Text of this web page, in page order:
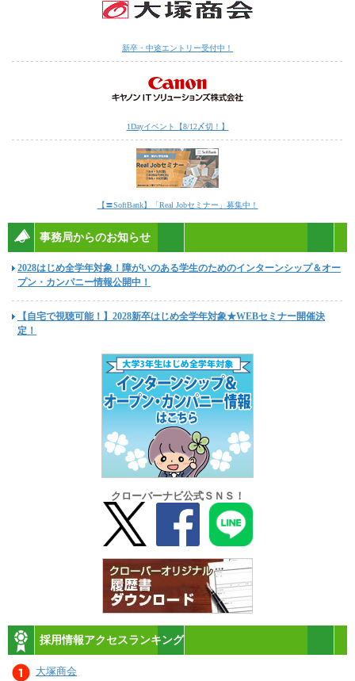
新卒・中途エントリー受付中！
1Dayイベント【8/12〆切！】
【〓SoftBank】「Real Jobセミナー」募集中！
事務局からのお知らせ
2028はじめ全学年対象！障がいのある学生のためのインターンシップ＆オー
プン・カンパニー情報公開中！
【自宅で視聴可能！】2028新卒はじめ全学年対象★WEBセミナー開催決
定！
クローバーナビ公式ＳＮＳ！
採用情報アクセスランキング
大塚商会